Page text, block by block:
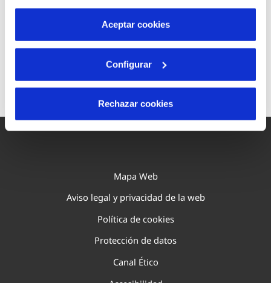
por tanto no se pueden desactivar. Puedes consultar
más información en nuestraPolítica de Cookies
Aceptar cookies
Configurar
Rechazar cookies
procede el agua. También puedes obtener
información sobre el origen del agua y su
tratamiento en la página web
de Aguas de Consumo).
Mapa Web
Aviso legal y privacidad de la web
Política de cookies
Protección de datos
Canal Ético